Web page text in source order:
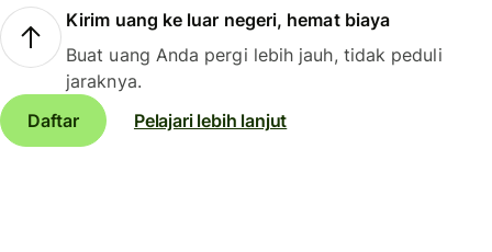
Kirim uang ke luar negeri, hemat biaya
Buat uang Anda pergi lebih jauh, tidak peduli
jaraknya.
Daftar
Pelajari lebih lanjut